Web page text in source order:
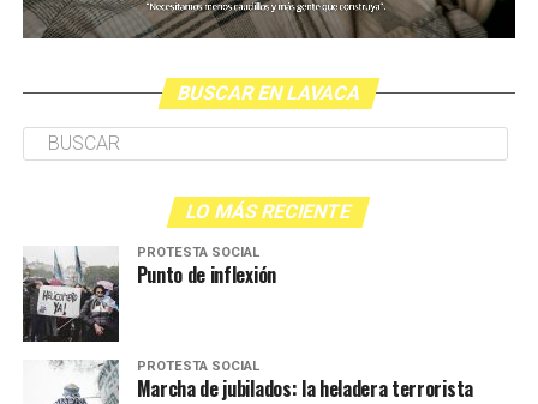
BUSCAR EN LAVACA
LO MÁS RECIENTE
PROTESTA SOCIAL
Punto de inflexión
PROTESTA SOCIAL
Marcha de jubilados: la heladera terrorista